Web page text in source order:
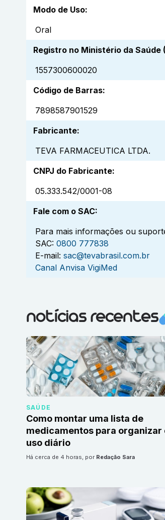
Modo de Uso:
Oral
Registro no Ministério da Saúde
1557300600020
Código de Barras:
7898587901529
Fabricante:
TEVA FARMACEUTICA LTDA.
CNPJ do Fabricante:
05.333.542/0001-08
Fale com o SAC:
Para mais informações ou
SAC: 0800 777838
E-mail: sac@tevabrasil.com.br
Canal Anvisa VigiMed
notícias recentes
SAÚDE
Como montar uma lista de
medicamentos para organizar
uso diário
há cerca de 4 horas, por Redação Sara